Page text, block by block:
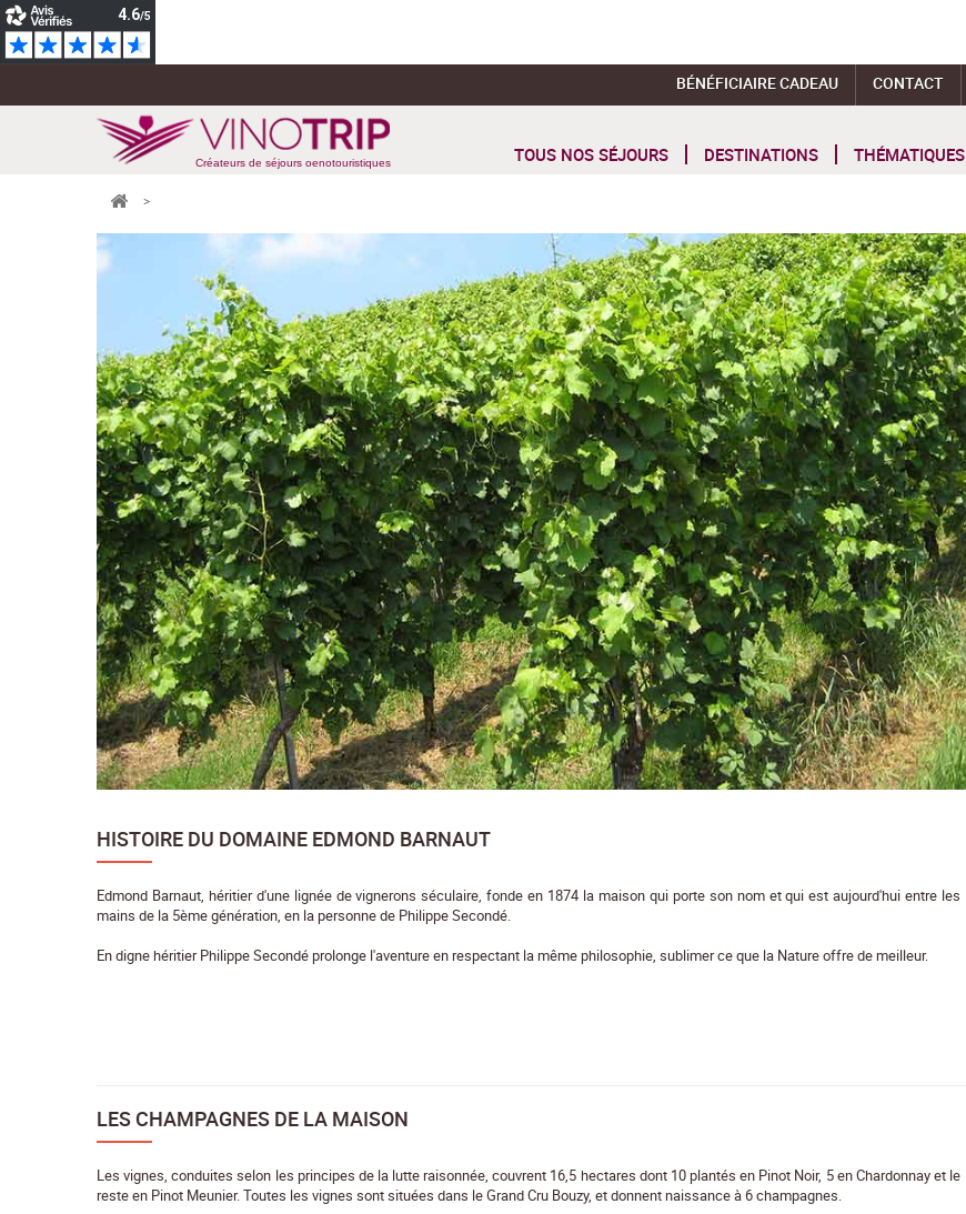
CONTACT
BÉNÉFICIAIRE CADEAU
Créateurs de séjours oenotouristiques TOUS NOS SÉJOURS DESTINATIONS THÉMATIQUES
>
HISTOIRE DU DOMAINE EDMOND BARNAUT
Edmond Barnaut, héritier d'une lignée de vignerons séculaire, fonde en 1874 la maison qui porte son nom et qui est aujourd'hui entre les
mains de la 5ème génération, en la personne de Philippe Secondé.
En digne héritier Philippe Secondé prolonge l'aventure en respectant la même philosophie, sublimer ce que la Nature offre de meilleur.
LES CHAMPAGNES DE LA MAISON
Les vignes, conduites selon les principes de la lutte raisonnée, couvrent 16,5 hectares dont 10 plantés en Pinot Noir, 5 en Chardonnay et le
reste en Pinot Meunier. Toutes les vignes sont situées dans le Grand Cru Bouzy, et donnent naissance à 6 champagnes.